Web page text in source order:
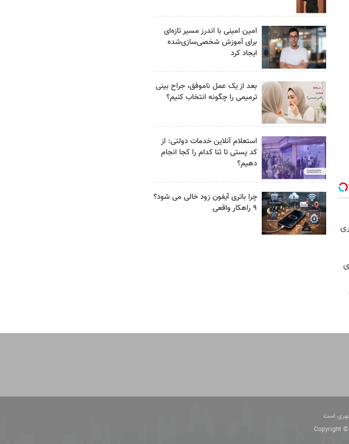
امین امینی با اندرز مسیر تازه‌ای
برای آموزش شخصی‌سازی‌شده
ایجاد کرد
بعد از یک عمل ناموفق، جراح بینی
ترمیمی را چگونه انتخاب کنیم؟
استعلام آنلاین خدمات دولتی: از
کد پستی تا ثنا کدام را کجا انجام
دهیم؟
چرا باتری آیفون زود خالی می شود؟
۹ راهکار واقعی
است
Copyright